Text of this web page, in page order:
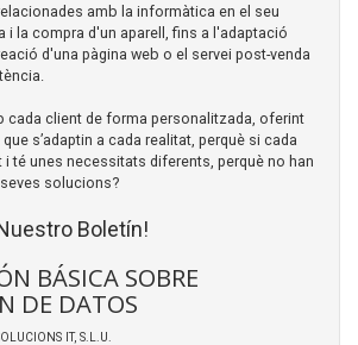
amb la informàtica en el seu
i la compra d'un aparell, fins a l'adaptació
d'una pàgina web o el servei post-venda
cada client de forma personalitzada, oferint
s’adaptin a cada realitat, perquè si cada
té unes necessitats diferents, perquè no han
solucions?
Boletín!
BÁSICA SOBRE
DE DATOS
IT, S.L.U.